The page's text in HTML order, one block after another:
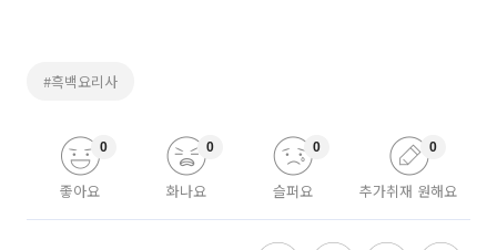
#흑백요리사
좋아요
0
화나요
0
슬퍼요
0
추가취재 원해요
0